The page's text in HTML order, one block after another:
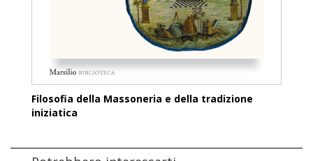
Filosofia della Massoneria e della tradizione
iniziatica